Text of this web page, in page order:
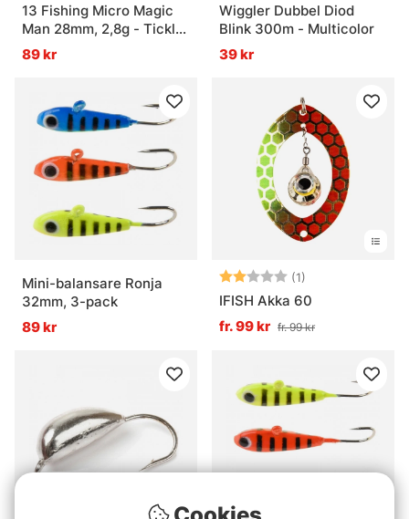
13 Fishing Micro Magic
Man 28mm, 2,8g - Tickle
Me Pink
89 kr
Wiggler Dubbel Diod
Blink 300m - Multicolor
39 kr
Mini-balansare Ronja
32mm, 3-pack
89 kr
Betyg: (1)
IFISH Akka 60
fr. 99 kr fr. 99 kr